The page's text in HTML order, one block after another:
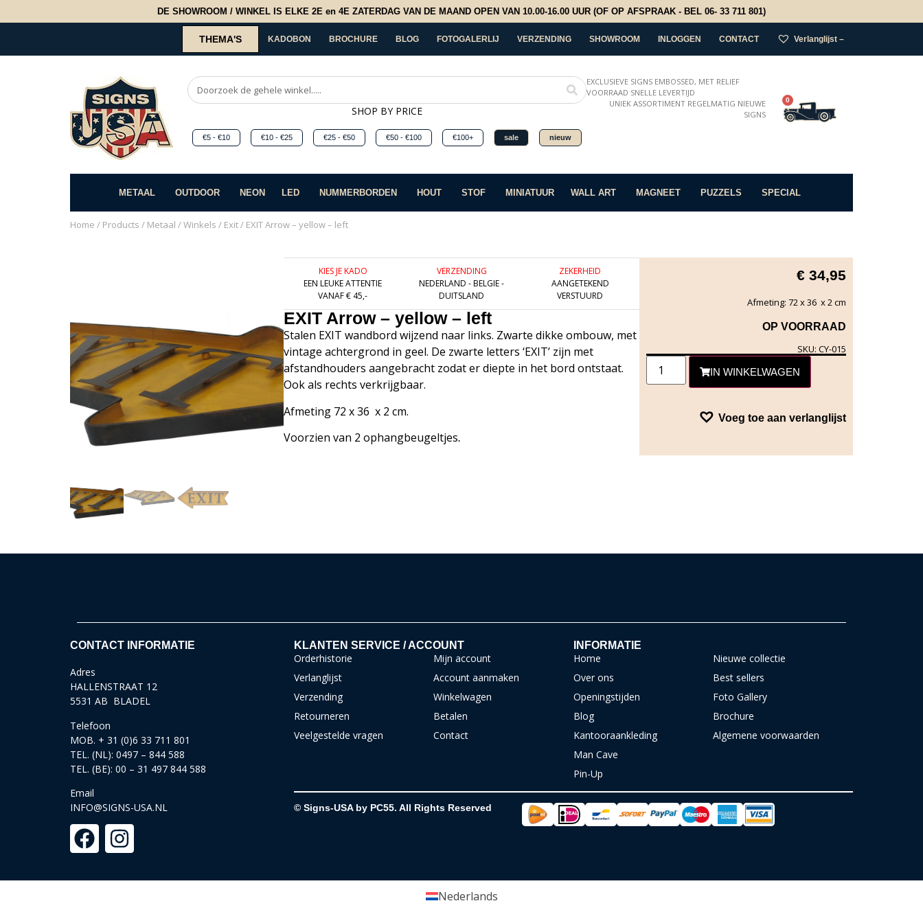
DE SHOWROOM / WINKEL IS ELKE 2E en 4E ZATERDAG VAN DE MAAND OPEN VAN 10.00-16.00 UUR (OF OP AFSPRAAK - BEL 06- 33 711 801)
THEMA'S KADOBON BROCHURE BLOG FOTOGALERLIJ VERZENDING SHOWROOM INLOGGEN CONTACT Verlanglijst –
SHOP BY PRICE
€5 - €10 €10 - €25 €25 - €50 €50 - €100 €100+ sale nieuw
EXCLUSIEVE SIGNS EMBOSSED, MET RELIEF
VOORRAAD SNELLE LEVERTIJD
UNIEK ASSORTIMENT REGELMATIG NIEUWE
SIGNS
0
METAAL OUTDOOR NEON LED NUMMERBORDEN HOUT STOF MINIATUUR WALL ART MAGNEET PUZZELS SPECIAL
Home / Products / Metaal /Winkels / Exit/ EXIT Arrow – yellow – left
KIES JE KADO
EEN LEUKE ATTENTIE
VANAF € 45,-
VERZENDING
NEDERLAND - BELGIE -
DUITSLAND
ZEKERHEID
AANGETEKEND
VERSTUURD
EXIT Arrow – yellow – left
Stalen EXIT wandbord wijzend naar links. Zwarte dikke ombouw, met
vintage achtergrond in geel. De zwarte letters ‘EXIT’ zijn met
afstandhouders aangebracht zodat er diepte in het bord ontstaat.
Ook als rechts verkrijgbaar.
Afmeting 72 x 36 x 2 cm.
Voorzien van 2 ophangbeugeltjes.
€ 34,95
Afmeting: 72 x 36 x 2 cm
OP VOORRAAD
SKU: CY-015
IN WINKELWAGEN
Voeg toe aan verlanglijst
CONTACT INFORMATIE
Adres
HALLENSTRAAT 12
5531 AB BLADEL
Telefoon
MOB. + 31 (0)6 33 711 801
TEL. (NL): 0497 – 844 588
TEL. (BE): 00 – 31 497 844 588
Email
INFO@SIGNS-USA.NL
KLANTEN SERVICE / ACCOUNT
Orderhistorie
Verlanglijst
Verzending
Retourneren
Veelgestelde vragen
Mijn account
Account aanmaken
Winkelwagen
Betalen
Contact
INFORMATIE
Home
Over ons
Openingstijden
Blog
Kantooraankleding
Man Cave
Pin-Up
Nieuwe collectie
Best sellers
Foto Gallery
Brochure
Algemene voorwaarden
© Signs-USA by PC55. All Rights Reserved
Nederlands